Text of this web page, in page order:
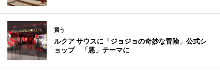
買う
ルクア サウスに「ジョジョの奇妙な冒険」公式シ
ョップ 「悪」テーマに